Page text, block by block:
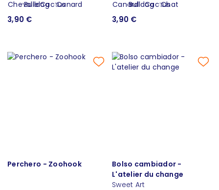
3,90 € 3,90 €
Perchero - Zoohook
Bolso cambiador -
L'atelier du change
Sweet Art